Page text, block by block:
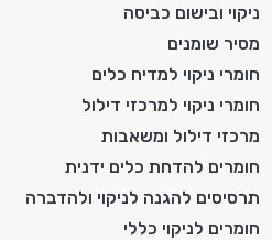
ניקוי ובישום כביסה
מסיר שומנים
חומרי ניקוי למדיח כלים
חומרי ניקוי למרכזי דילול
מרכזי דילול ומשאבות
חומרים להדחת כלים ידנית
תרסיסים להגנה לניקוי ולהדברה
חומרים לניקוי כללי